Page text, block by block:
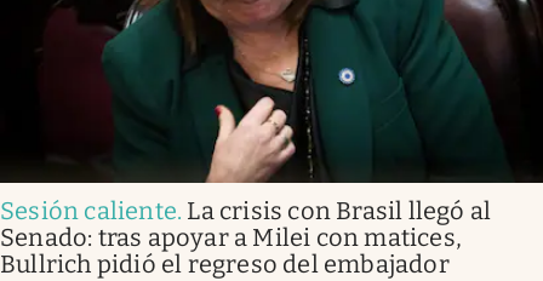
Sesión caliente. La crisis con Brasil llegó al
Senado: tras apoyar a Milei con matices,
Bullrich pidió el regreso del embajador